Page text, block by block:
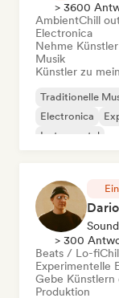
> 3600
AmbientChill
Electronica
Nehme
Musik
Künstler zu
Traditionelle
Electronica
Instrumental
> 300
Beats / Lo-fi
Experimentelle
Gebe Künstlern
Produktion